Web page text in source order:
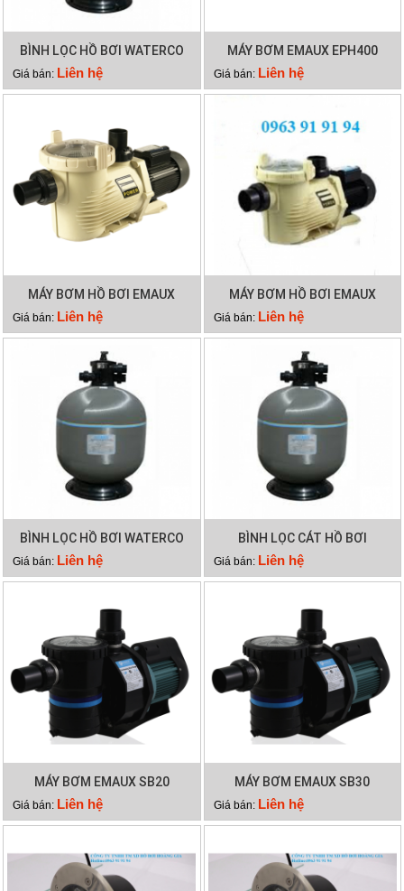
BÌNH LỌC HỒ BƠI WATERCO
S800
Giá bán: Liên hệ
MÁY BƠM EMAUX EPH400
Giá bán: Liên hệ
MÁY BƠM HỒ BƠI EMAUX
EPH300
Giá bán: Liên hệ
MÁY BƠM HỒ BƠI EMAUX
EPH200
Giá bán: Liên hệ
BÌNH LỌC HỒ BƠI WATERCO
S600
Giá bán: Liên hệ
BÌNH LỌC CÁT HỒ BƠI
WATERCO S500
Giá bán: Liên hệ
MÁY BƠM EMAUX SB20
Giá bán: Liên hệ
MÁY BƠM EMAUX SB30
Giá bán: Liên hệ